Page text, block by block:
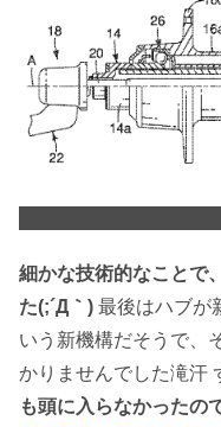
細かな技術的なことで
た(;´Д｀) 最後はハブが
いう新機構だそうで、
かりませんでした滝汗
も頭に入らなかったの